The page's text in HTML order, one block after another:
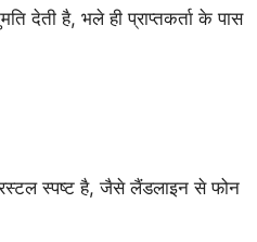
देती है, भले ही प्राप्तकर्ता के पास
स्पष्ट है, जैसे लैंडलाइन से फोन